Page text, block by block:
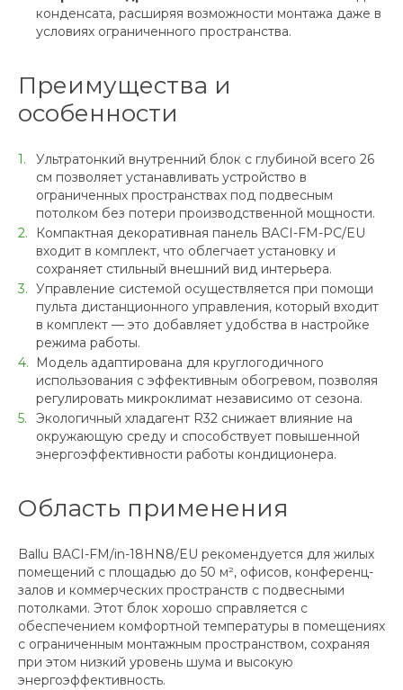
конденсата, расширяя возможности монтажа даже в
условиях ограниченного пространства.
Преимущества и
особенности
Ультратонкий внутренний блок с глубиной всего 26
см позволяет устанавливать устройство в
ограниченных пространствах под подвесным
потолком без потери производственной мощности.
Компактная декоративная панель BACI-FM-PC/EU
входит в комплект, что облегчает установку и
сохраняет стильный внешний вид интерьера.
Управление системой осуществляется при помощи
пульта дистанционного управления, который входит
в комплект — это добавляет удобства в настройке
режима работы.
Модель адаптирована для круглогодичного
использования с эффективным обогревом, позволяя
регулировать микроклимат независимо от сезона.
Экологичный хладагент R32 снижает влияние на
окружающую среду и способствует повышенной
энергоэффективности работы кондиционера.
Область применения
Ballu BACI-FM/in-18HN8/EU рекомендуется для жилых
помещений с площадью до 50 м², офисов, конференц-
залов и коммерческих пространств с подвесными
потолками. Этот блок хорошо справляется с
обеспечением комфортной температуры в помещениях
с ограниченным монтажным пространством, сохраняя
при этом низкий уровень шума и высокую
энергоэффективность.